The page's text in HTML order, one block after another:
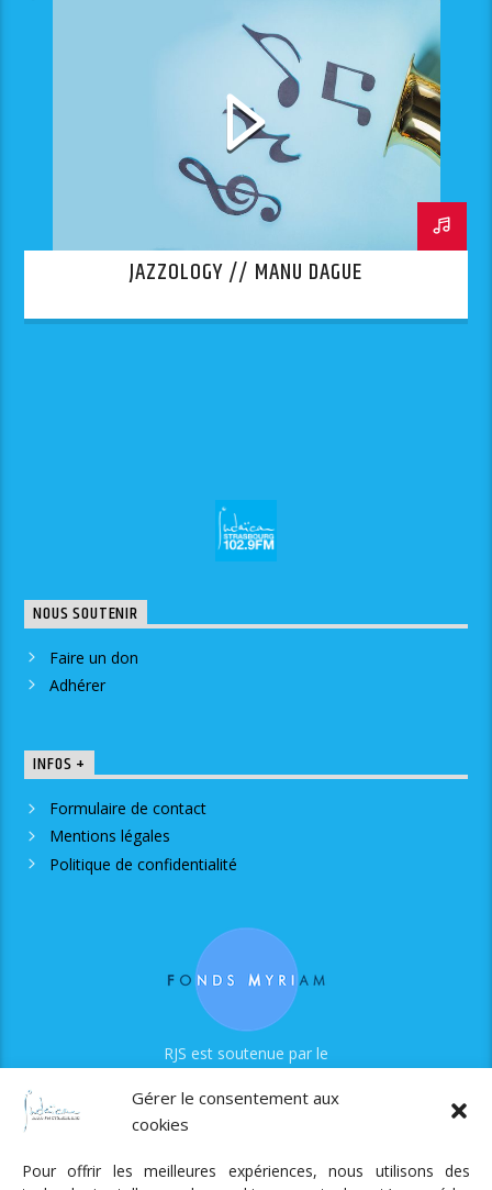
Gérer le consentement aux
cookies
Pour offrir les meilleures expériences, nous utilisons des
JAZZOLOGY // MANU DAGUE
NOUS SOUTENIR
Faire un don
Adhérer
INFOS +
Formulaire de contact
Mentions légales
Politique de confidentialité
RJS est soutenue par le